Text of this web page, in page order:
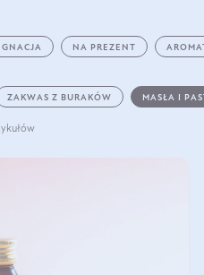
NA PREZENT
ZAKWAS Z BURAKÓW MASŁA I